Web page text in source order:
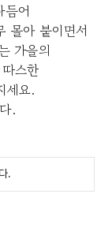
듬어
몰아 붙이면서
가을의
스한
세요.
.
.